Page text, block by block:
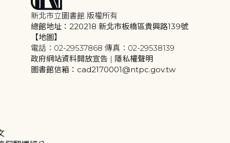
新北市立圖書館 版權所有
總館地址：220218 新北市板橋區貴興路139號
【地圖】
電話：02-29537868 傳真：02-29538139
政府網站資料開放宣告 | 隱私權聲明
圖書館信箱：cad2170001@ntpc.gov.tw